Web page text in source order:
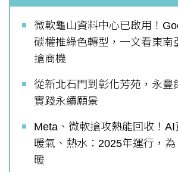
微軟龜山資料中心已啟用！
碳權推綠色轉型，一文看東南
搶商機
從新北石門到彰化芳苑，永豐
實踐永續願景
Meta、微軟搶攻熱能回收！
暖氣、熱水：2025年運行，
暖